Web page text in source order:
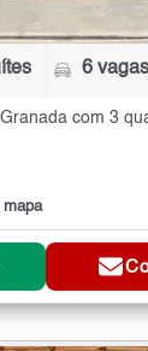
6 vagas
com 3
mapa